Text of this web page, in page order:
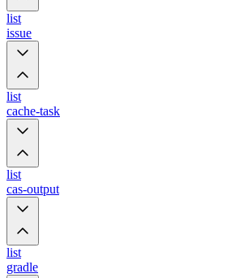
list
issue
list
cache-task
list
cas-output
list
gradle